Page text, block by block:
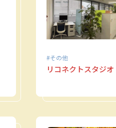
その他
リコネクトスタジオ